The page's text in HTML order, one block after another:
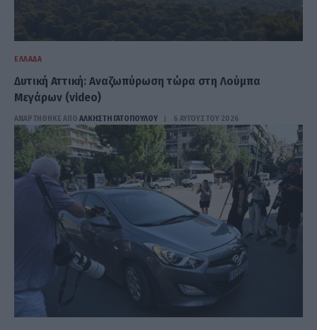
ΕΛΛΆΔΑ
Δυτική Αττική: Αναζωπύρωση τώρα στη Λούμπα
Μεγάρων (video)
ΑΝΑΡΤΗΘΗΚΕ ΑΠΟ ΆΛΚΗΣΤΗ ΓΑΤΟΠΟΎΛΟΥ 6 ΑΥΓΟΎΣΤΟΥ 2026